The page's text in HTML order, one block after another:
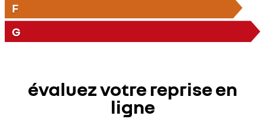
F
G
évaluez votre reprise en
ligne